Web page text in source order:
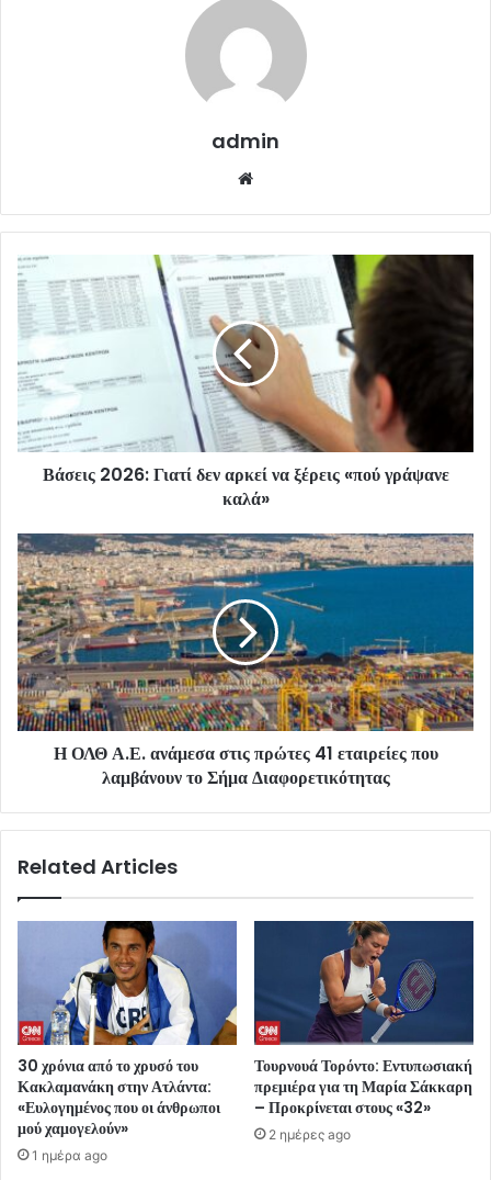
admin
Βάσεις 2026: Γιατί δεν αρκεί να ξέρεις «πού γράψανε
καλά»
Η ΟΛΘ Α.Ε. ανάμεσα στις πρώτες 41 εταιρείες που
λαμβάνουν το Σήμα Διαφορετικότητας
Related Articles
30 χρόνια από το χρυσό του
Κακλαμανάκη στην Ατλάντα:
«Ευλογημένος που οι άνθρωποι
μού χαμογελούν»
1 ημέρα ago
Τουρνουά Τορόντο: Εντυπωσιακή
πρεμιέρα για τη Μαρία Σάκκαρη
– Προκρίνεται στους «32»
2 ημέρες ago